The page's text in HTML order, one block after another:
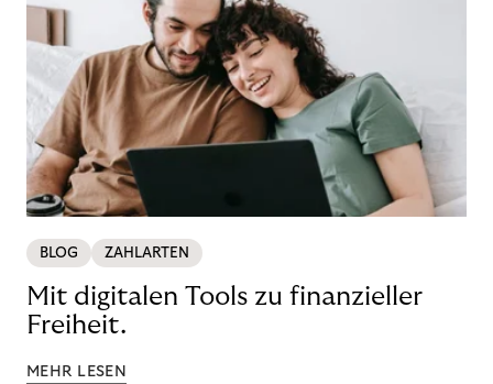
BLOG ZAHLARTEN
Mit digitalen Tools zu finanzieller
Freiheit.
MEHR LESEN